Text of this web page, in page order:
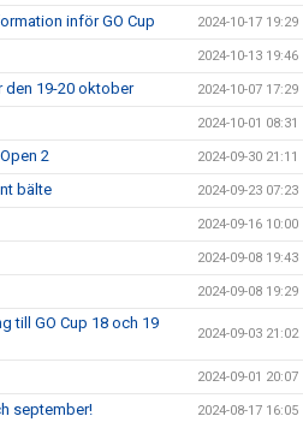
inför GO Cup 2024-10-17 19:29
2024-10-13 19:46
den 19-20 oktober 2024-10-07 17:29
2024-10-01 08:31
2 2024-09-30 21:11
bälte 2024-09-23 07:23
2024-09-16 10:00
2024-09-08 19:43
2024-09-08 19:29
till GO Cup 18 och 19
2024-09-03 21:02
2024-09-01 20:07
september! 2024-08-17 16:05